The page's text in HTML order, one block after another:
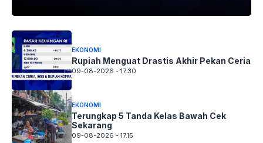
EKONOMI
Rupiah Menguat Drastis Akhir Pekan Ceria
09-08-2026 - 17.30
EKONOMI
Terungkap 5 Tanda Kelas Bawah Cek
Sekarang
09-08-2026 - 17.15